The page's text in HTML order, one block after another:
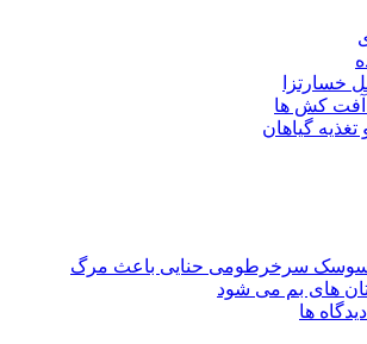
خسارتزا
کش ها
گیاهان
سرخرطومی حنایی باعث مرگ
های بم می شود
ها